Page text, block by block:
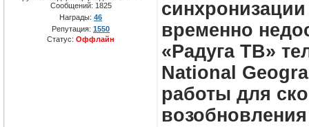
Сообщений: 1825
Награды: 46
Репутация: 1550
Статус: Оффлайн
временно
«Радуга ТВ»
National
работы для